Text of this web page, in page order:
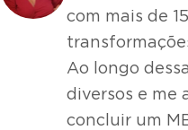
com mais de
Ao longo
diversos e me
concluir um